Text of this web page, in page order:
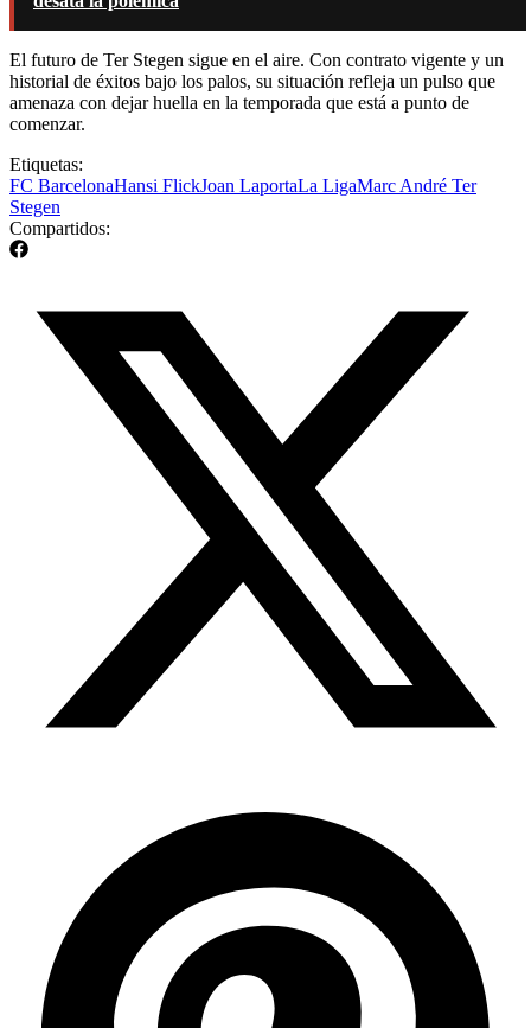
El futuro de Ter Stegen sigue en el aire. Con contrato vigente y un
historial de éxitos bajo los palos, su situación refleja un pulso que
amenaza con dejar huella en la temporada que está a punto de
comenzar.
Etiquetas:
FC BarcelonaHansi FlickJoan LaportaLa LigaMarc André Ter
Stegen
Compartidos: